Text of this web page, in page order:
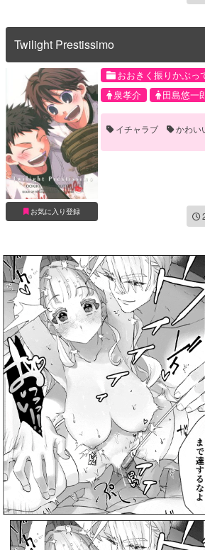
Twilight Prestissimo
お気に入り登録
おおきく振りかぶっ
泉孝介
田島悠一
イチャラブ かわい